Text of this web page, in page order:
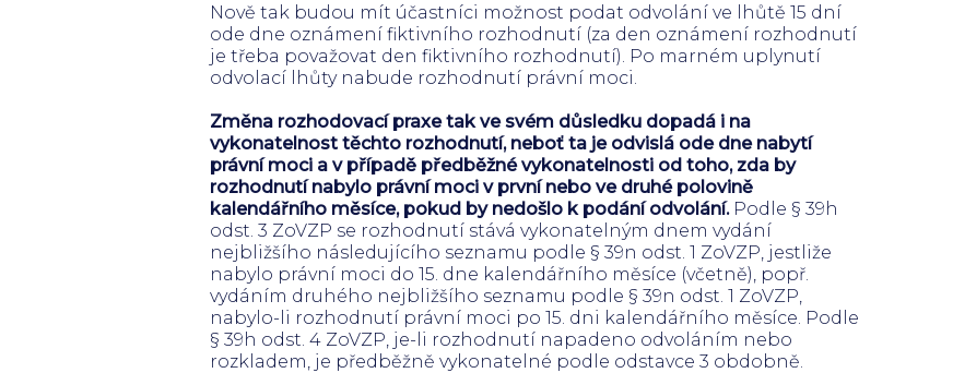
Nově tak budou mít účastníci možnost podat odvolání ve lhůtě 15 dní
ode dne oznámení fiktivního rozhodnutí (za den oznámení rozhodnutí
je třeba považovat den fiktivního rozhodnutí). Po marném uplynutí
odvolací lhůty nabude rozhodnutí právní moci.
Změna rozhodovací praxe tak ve svém důsledku dopadá i na
vykonatelnost těchto rozhodnutí, neboť ta je odvislá ode dne nabytí
právní moci a v případě předběžné vykonatelnosti od toho, zda by
rozhodnutí nabylo právní moci v první nebo ve druhé polovině
kalendářního měsíce, pokud by nedošlo k podání odvolání. Podle § 39h
odst. 3 ZoVZP se rozhodnutí stává vykonatelným dnem vydání
nejbližšího následujícího seznamu podle § 39n odst. 1 ZoVZP, jestliže
nabylo právní moci do 15. dne kalendářního měsíce (včetně), popř.
vydáním druhého nejbližšího seznamu podle § 39n odst. 1 ZoVZP,
nabylo-li rozhodnutí právní moci po 15. dni kalendářního měsíce. Podle
§ 39h odst. 4 ZoVZP, je-li rozhodnutí napadeno odvoláním nebo
rozkladem, je předběžně vykonatelné podle odstavce 3 obdobně.